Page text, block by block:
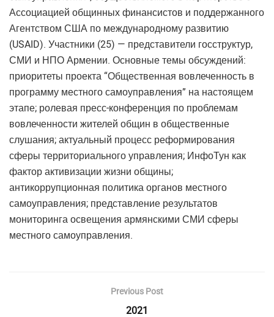
Ассоциацией общинных финансистов и поддержанного
Агентством США по международному развитию
(USAID). Участники (25) — представители госструктур,
СМИ и НПО Армении. Основные темы обсуждений:
приоритеты проекта “Общественная вовлеченность в
программу местного самоуправления” на настоящем
этапе; ролевая пресс-конференция по проблемам
вовлеченности жителей общин в общественные
слушания; актуальный процесс реформирования
сферы территориального управления; ИнфоТун как
фактор активизации жизни общины;
антикоррупционная политика органов местного
самоуправления; представление результатов
мониторинга освещения армянскими СМИ сферы
местного самоуправления.
Previous Post
2021